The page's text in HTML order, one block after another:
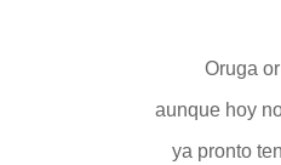
Oruga
aunque hoy
ya pronto